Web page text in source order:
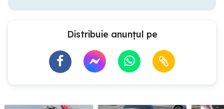
Distribuie anunțul pe